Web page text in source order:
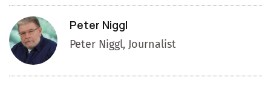
Peter Niggl
Peter Niggl, Journalist